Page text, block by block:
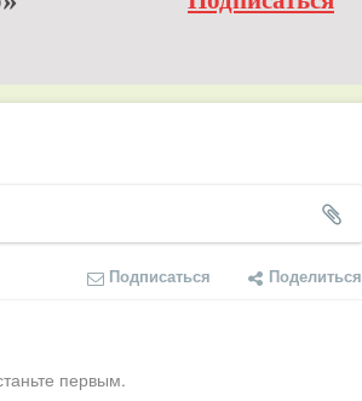
Подписаться Поделиться
первым.